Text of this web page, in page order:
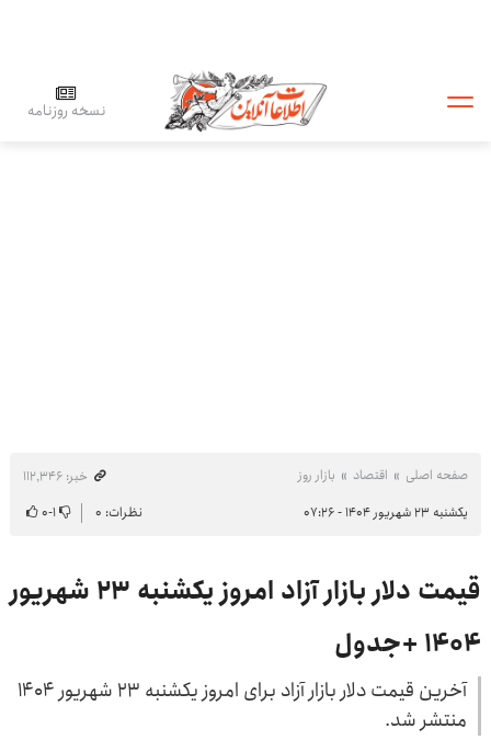
نسخه روزنامه
صفحه اصلی اقتصاد بازار روز
خبر: ۱۱۲٬۳۴۶
یکشنبه ۲۳ شهریور ۱۴۰۴ - ۰۷:۲۶
نظرات: ۰ ۱-۰
قیمت دلار بازار آزاد امروز یکشنبه ۲۳ شهریور
۱۴۰۴ +جدول
آخرین قیمت دلار بازار آزاد برای امروز یکشنبه ۲۳ شهریور ۱۴۰۴
منتشر شد.